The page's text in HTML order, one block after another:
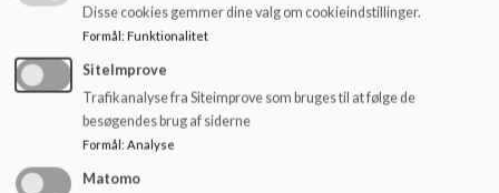
SUNDskolen
Linde Alle 36
+45 54733360
Disse cookies gemmer dine valg om cookieindstillinger.
Formål: Funktionalitet
SiteImprove
Trafikanalyse fra Siteimprove som bruges til at følge de
besøgendes brug af siderne
Formål: Analyse
Matomo